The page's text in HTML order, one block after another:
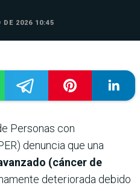
DE 2026 10:45
Personas con
denuncia que una
(cáncer de
deteriorada debido